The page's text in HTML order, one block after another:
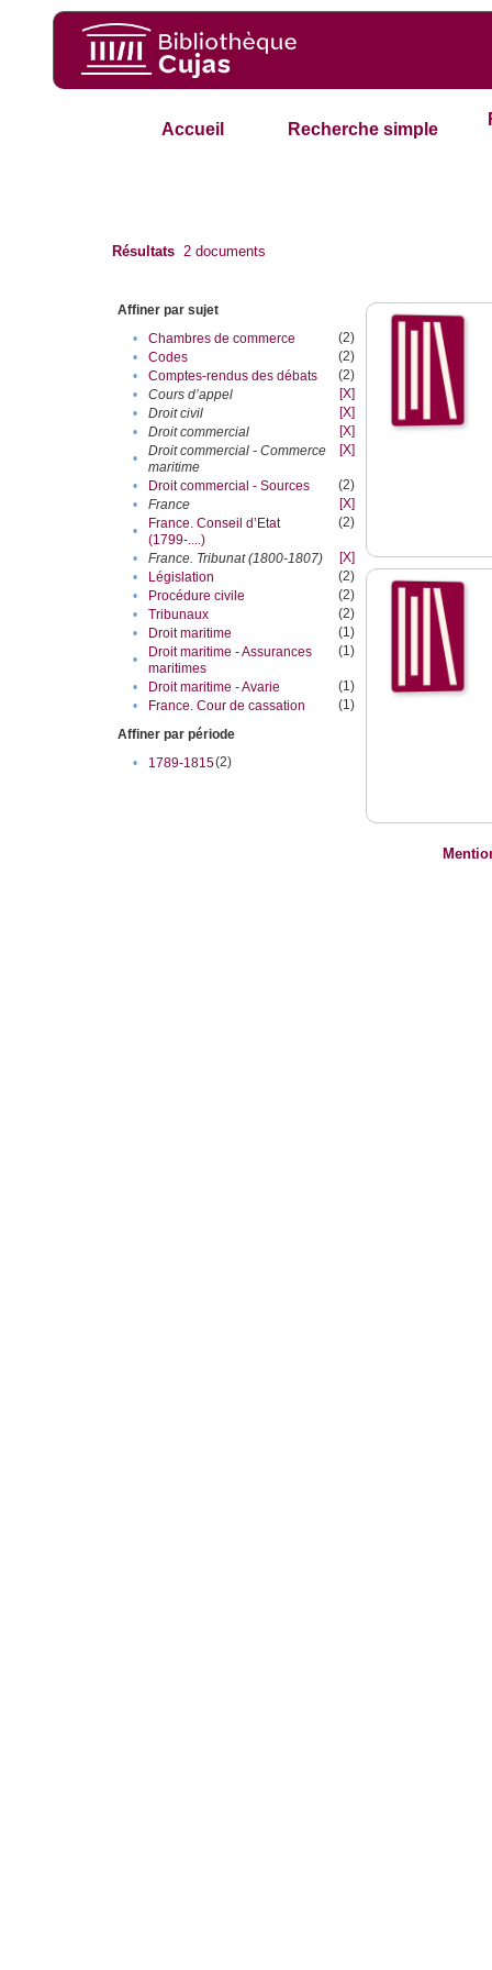
Accueil Recherche simple
Résultats 2 documents
Affiner par sujet
•
Chambres de commerce
(2)
•
Codes
(2)
•
Comptes-rendus des débats
(2)
•
Cours d’appel
[X]
•
Droit civil
[X]
•
Droit commercial
[X]
•
Droit commercial - Commerce
maritime
[X]
• Droit commercial - Sources
(2)
•
France
[X]
•
France. Conseil d’Etat
(1799-....)
(2)
• France. Tribunat (1800-1807)
[X]
•
Législation
(2)
•
Procédure civile
(2)
•
Tribunaux
(2)
•
Droit maritime
(1)
•
Droit maritime - Assurances
maritimes
(1)
• Droit maritime - Avarie
(1)
•
France. Cour de cassation
(1)
Affiner par période
•
1789-1815(2)